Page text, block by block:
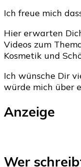
Ich freue mich
Hier erwarten
Videos zum
Kosmetik und
Ich wünsche Dir
würde mich über
Anzeige
Wer